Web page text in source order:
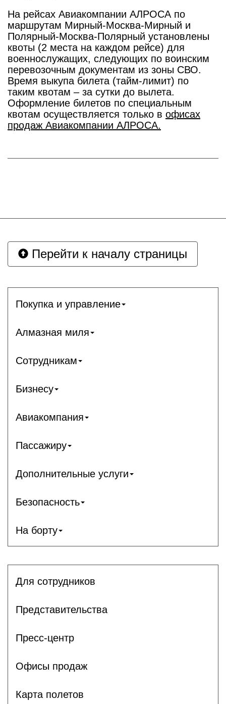
На рейсах Авиакомпании АЛРОСА по
маршрутам Мирный-Москва-Мирный и
Полярный-Москва-Полярный установлены
квоты (2 места на каждом рейсе) для
военнослужащих, следующих по воинским
перевозочным документам из зоны СВО.
Время выкупа билета (тайм-лимит) по
таким квотам – за сутки до вылета.
Оформление билетов по специальным
квотам осуществляется только в офисах
продаж Авиакомпании АЛРОСА.
Перейти к началу страницы
Покупка и управление
Алмазная миля
Сотрудникам
Бизнесу
Авиакомпания
Пассажиру
Дополнительные услуги
Безопасность
На борту
Для сотрудников
Представительства
Пресс-центр
Офисы продаж
Карта полетов